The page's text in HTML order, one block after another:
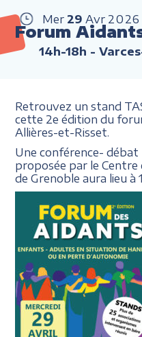
Mer 29 Avr 2026
Forum
14h-18h -
Retrouvez un stand
cette 2e édition du
Allières-et-Risset.
Une conférence- débat
proposée par le
de Grenoble aura lieu à